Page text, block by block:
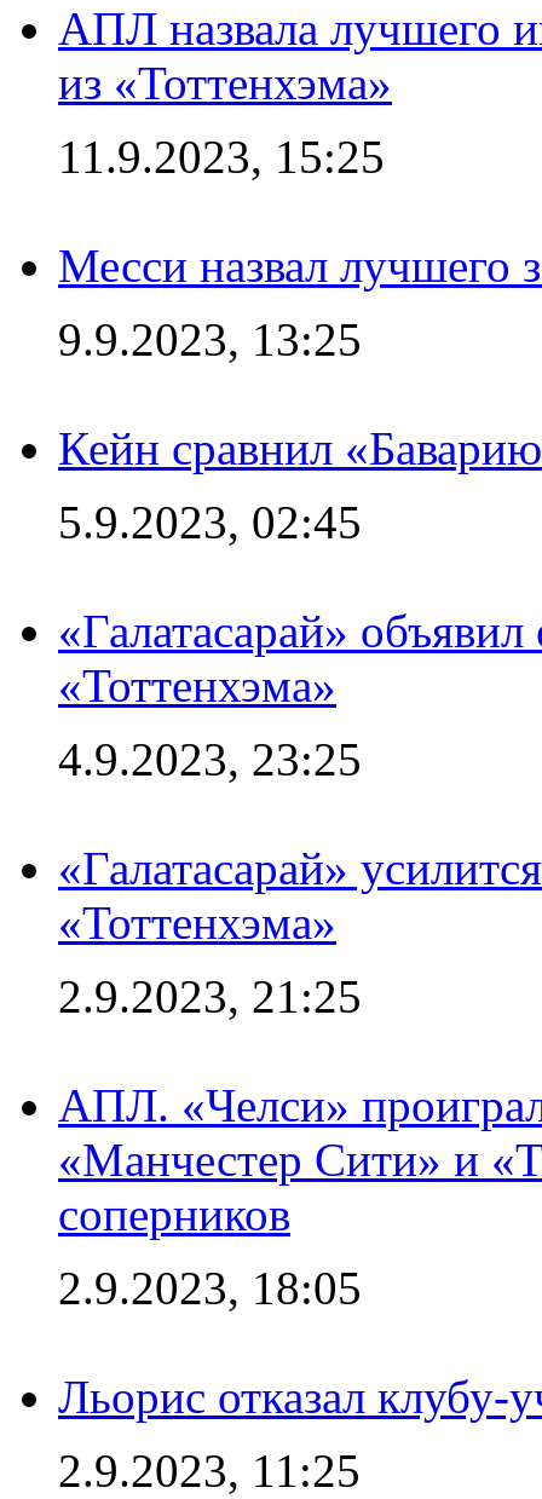
АПЛ назвала лучшего
из «Тоттенхэма»
11.9.2023, 15:25
Месси назвал лучшего
9.9.2023, 13:25
Кейн сравнил
5.9.2023, 02:45
«Галатасарай»
«Тоттенхэма»
4.9.2023, 23:25
«Галатасарай»
«Тоттенхэма»
2.9.2023, 21:25
АПЛ. «Челси»
«Манчестер Сити» и
соперников
2.9.2023, 18:05
Льорис отказал клубу-
2.9.2023, 11:25